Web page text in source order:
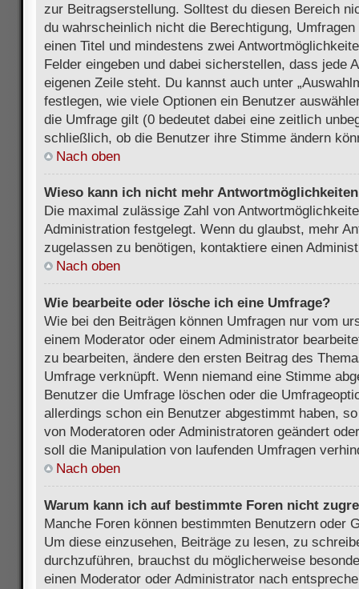
zur Beitragserstellung. Solltest du diesen Bereich
du wahrscheinlich nicht die Berechtigung,
einen Titel und mindestens zwei
Felder eingeben und dabei sicherstellen, dass jede
eigenen Zeile steht. Du kannst auch unter
festlegen, wie viele Optionen ein Benutzer
die Umfrage gilt (0 bedeutet dabei eine zeitlich
schließlich, ob die Benutzer ihre Stimme ändern
Nach oben
Wieso kann ich nicht mehr
Die maximal zulässige Zahl von
Administration festgelegt. Wenn du glaubst, mehr
zugelassen zu benötigen, kontaktiere einen
Nach oben
Wie bearbeite oder lösche ich eine Umfrage?
Wie bei den Beiträgen können Umfragen nur vom
einem Moderator oder einem Administrator
zu bearbeiten, ändere den ersten Beitrag des
Umfrage verknüpft. Wenn niemand eine Stimme
Benutzer die Umfrage löschen oder die
allerdings schon ein Benutzer abgestimmt haben,
von Moderatoren oder Administratoren geändert
soll die Manipulation von laufenden Umfragen
Nach oben
Warum kann ich auf bestimmte Foren nicht
Manche Foren können bestimmten Benutzern oder
Um diese einzusehen, Beiträge zu lesen, zu
durchzuführen, brauchst du möglicherweise
einen Moderator oder Administrator nach